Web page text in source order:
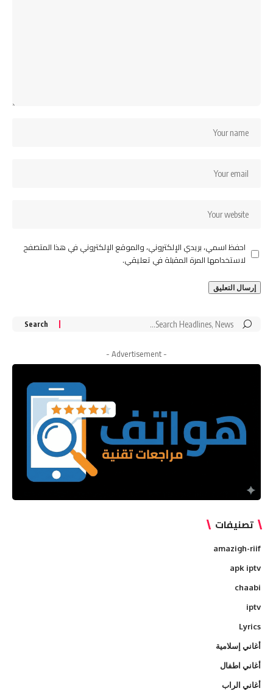
احفظ اسمي، بريدي الإلكتروني، والموقع الإلكتروني في هذا المتصفح
لاستخدامها المرة المقبلة في تعليقي.
Search
- Advertisement -
تصنيفات
amazigh-riif
apk iptv
chaabi
iptv
Lyrics
أغاني إسلامية
أغاني اطفال
أغاني الراب